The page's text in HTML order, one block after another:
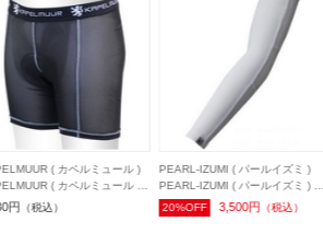
IZUMI ( パールイズミ )
IZUMI ( パールイズミ ) ア
カバー コールド シェイド ア
3,500円
NORTH WAVE ( ノースウェーブ )
NORTH WAVE ( ノースウェーブ )
ビンディングシューズ SONIC
PLUS ( ソニック プラス ) ブラッ
19,800円 （税込）